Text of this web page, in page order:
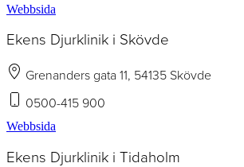
Webbsida
Ekens Djurklinik i Skövde
Grenanders gata 11, 54135 Skövde
0500-415 900
Webbsida
Ekens Djurklinik i Tidaholm